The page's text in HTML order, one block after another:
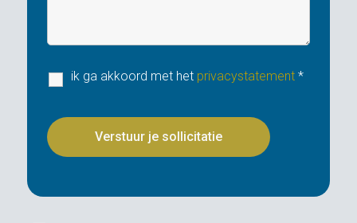
ik ga akkoord met het privacystatement*